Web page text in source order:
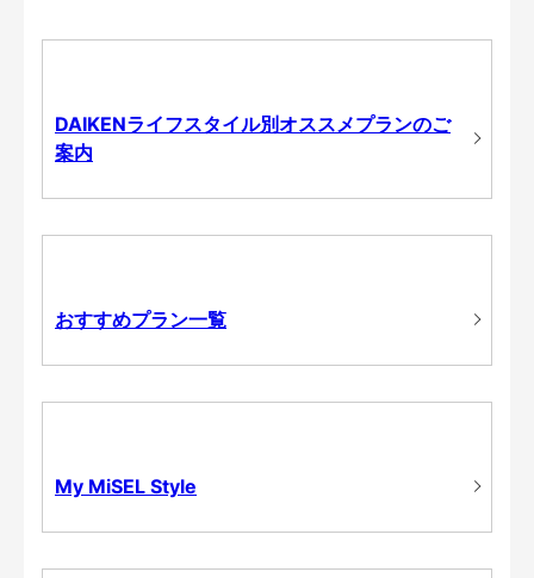
DAIKENライフスタイル別オススメプランのご
案内
おすすめプラン一覧
My MiSEL Style